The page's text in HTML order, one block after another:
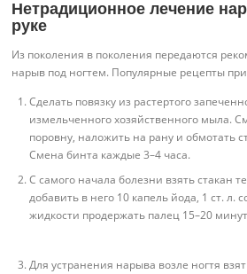
Нетрадиционное лечение
руке
Из поколения в поколения передаются
нарыв под ногтем. Популярные рецепты
Сделать повязку из растертого
измельченного хозяйственного мыла.
поровну, наложить на рану и обмотать
Смена бинта каждые 3–4 часа.
С самого начала болезни взять стакан
добавить в него 10 капель йода, 1 ст. л.
жидкости продержать палец 15–20
Для устранения нарыва возле ногтя